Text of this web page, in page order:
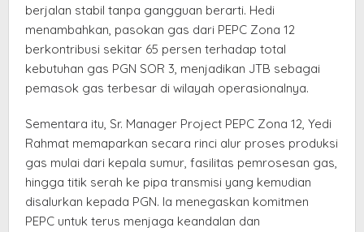
berjalan stabil tanpa gangguan berarti. Hedi
menambahkan, pasokan gas dari PEPC Zona 12
berkontribusi sekitar 65 persen terhadap total
kebutuhan gas PGN SOR 3, menjadikan JTB sebagai
pemasok gas terbesar di wilayah operasionalnya.
Sementara itu, Sr. Manager Project PEPC Zona 12, Yedi
Rahmat memaparkan secara rinci alur proses produksi
gas mulai dari kepala sumur, fasilitas pemrosesan gas,
hingga titik serah ke pipa transmisi yang kemudian
disalurkan kepada PGN. Ia menegaskan komitmen
PEPC untuk terus menjaga keandalan dan